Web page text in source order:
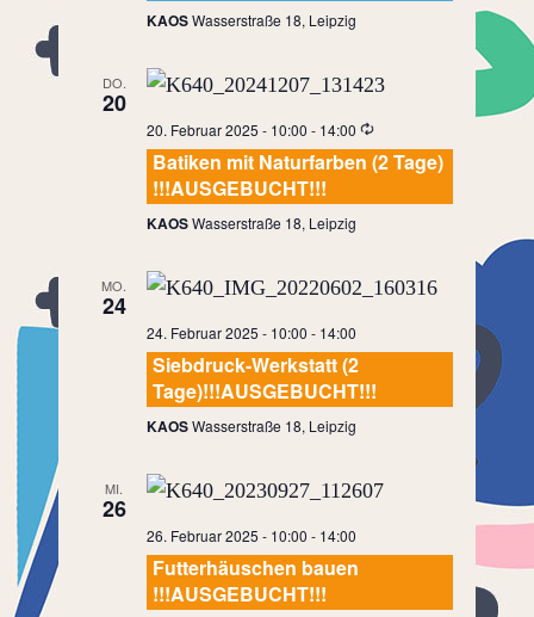
KAOSWasserstraße 18, Leipzig
DO.
20
20. Februar 2025 - 10:00 - 14:00
Batiken mit Naturfarben (2 Tage)
!!!AUSGEBUCHT!!!
KAOSWasserstraße 18, Leipzig
MO.
24
24. Februar 2025 - 10:00 - 14:00
Siebdruck-Werkstatt (2
Tage)!!!AUSGEBUCHT!!!
KAOSWasserstraße 18, Leipzig
MI.
26
26. Februar 2025 - 10:00 - 14:00
Futterhäuschen bauen
!!!AUSGEBUCHT!!!